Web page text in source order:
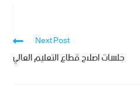
Next Post
جلسات اصلاح قطاع التعليم العالي